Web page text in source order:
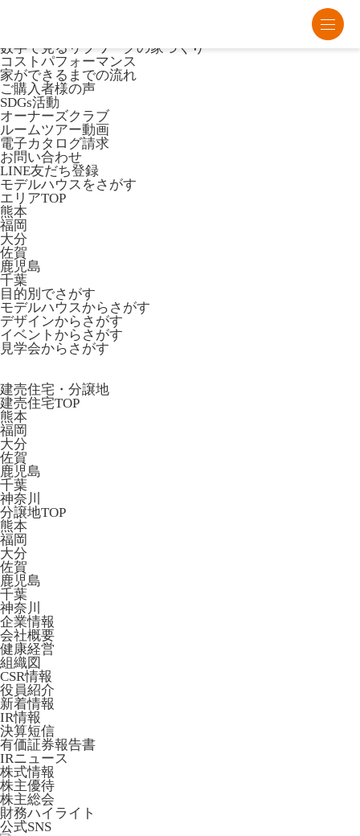
数字で見るリブワークの家づくり
コストパフォーマンス
家ができるまでの流れ
ご購入者様の声
SDGs活動
オーナーズクラブ
ルームツアー動画
電子カタログ請求
お問い合わせ
LINE友だち登録
モデルハウスをさがす
エリアTOP
熊本
福岡
大分
佐賀
鹿児島
千葉
目的別でさがす
モデルハウスからさがす
デザインからさがす
イベントからさがす
見学会からさがす
建売住宅・分譲地
建売住宅TOP
熊本
福岡
大分
佐賀
鹿児島
千葉
神奈川
分譲地TOP
熊本
福岡
大分
佐賀
鹿児島
千葉
神奈川
企業情報
会社概要
健康経営
組織図
CSR情報
役員紹介
新着情報
IR情報
決算短信
有価証券報告書
IRニュース
株式情報
株主優待
株主総会
財務ハイライト
公式SNS